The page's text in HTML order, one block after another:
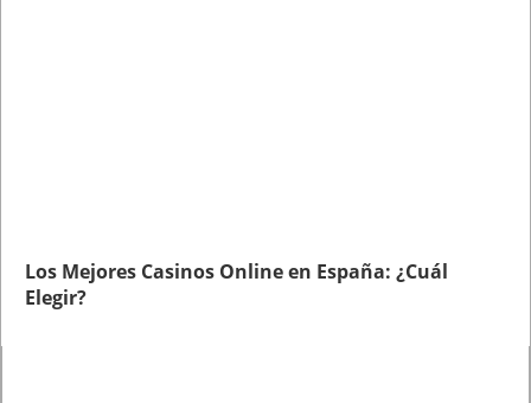
Los Mejores Casinos Online en España: ¿Cuál
Elegir?